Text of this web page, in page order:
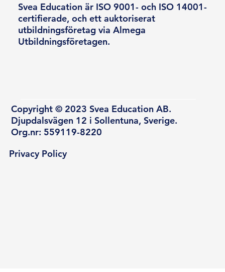
Svea Education är ISO 9001- och ISO 14001-
certifierade, och ett auktoriserat
utbildningsföretag via Almega
Utbildningsföretagen.
Copyright © 2023 Svea Education AB.
Djupdalsvägen 12 i Sollentuna, Sverige.
Org.nr: 559119-8220
Privacy Policy